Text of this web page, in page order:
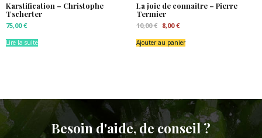
Karstification – Christophe
Tscherter
75,00€
Lire la suite
La joie de connaitre – Pierre
Termier
10,00€
Le
initial
était :
8,00€Le
actuel
est :
Ajouter au panier
Besoin d'aide, de conseil ?